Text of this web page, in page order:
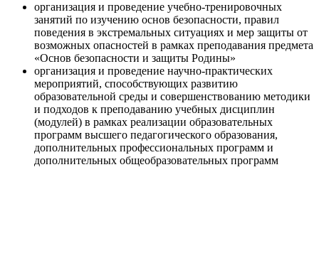
организация и проведение учебно-тренировочных
занятий по изучению основ безопасности, правил
поведения в экстремальных ситуациях и мер защиты от
возможных опасностей в рамках преподавания предмета
«Основ безопасности и защиты Родины»
организация и проведение научно-практических
мероприятий, способствующих развитию
образовательной среды и совершенствованию методики
и подходов к преподаванию учебных дисциплин
(модулей) в рамках реализации образовательных
программ высшего педагогического образования,
дополнительных профессиональных программ и
дополнительных общеобразовательных программ